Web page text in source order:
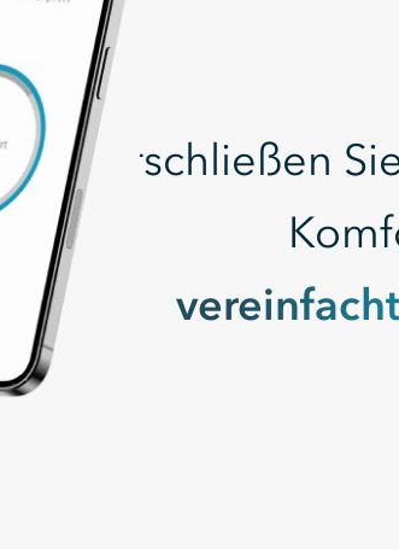
Erschließen